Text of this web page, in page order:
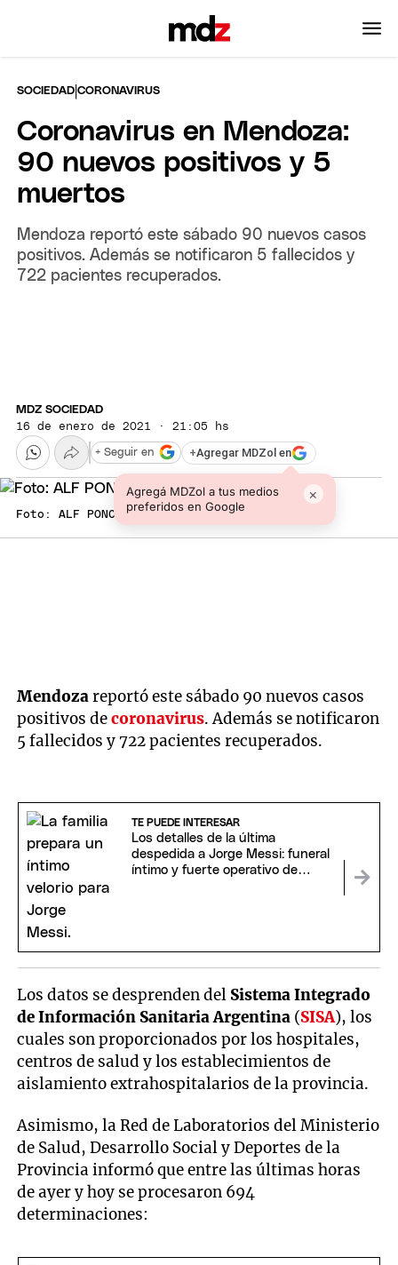
SOCIEDAD |CORONAVIRUS
Coronavirus en Mendoza:
90 nuevos positivos y 5
muertos
Mendoza reportó este sábado 90 nuevos casos
positivos. Además se notificaron 5 fallecidos y
722 pacientes recuperados.
MDZ SOCIEDAD
16 de enero de 2021 · 21:05 hs
+Agregar MDZol en
Agregá MDZol a tus medios
preferidos en Google
×
+ Seguir en
Foto: ALF PONCE MERCADO / MDZ
Mendozareportó este sábado 90 nuevos casos
positivos decoronavirus. Además se notificaron
5 fallecidos y 722 pacientes recuperados.
TE PUEDE INTERESAR
Los detalles de la última
despedida a Jorge Messi: funeral
íntimo y fuerte operativo de
Los datos se desprenden del Sistema Integrado
de Información Sanitaria Argentina (SISA), los
cuales son proporcionados por los hospitales,
centros de salud y los establecimientos de
aislamiento extrahospitalarios de la provincia.
Asimismo, la Red de Laboratorios del Ministerio
de Salud, Desarrollo Social y Deportes de la
Provincia informó que entre las últimas horas
de ayer y hoy se procesaron 694
determinaciones: